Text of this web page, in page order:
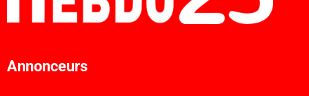
Annonceurs